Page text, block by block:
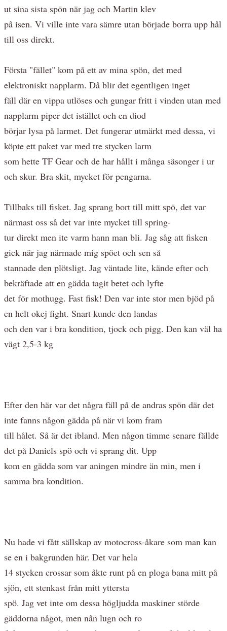
ut sina sista spön när jag och Martin klev
på isen. Vi ville inte vara sämre utan började borra upp hål
till oss direkt.
Första "fället" kom på ett av mina spön, det med
elektroniskt napplarm. Då blir det egentligen inget
fäll där en vippa utlöses och gungar fritt i vinden utan med
napplarm piper det istället och en diod
börjar lysa på larmet. Det fungerar utmärkt med dessa, vi
köpte ett paket var med tre stycken larm
som hette TF Gear och de har hållt i många säsonger i ur
och skur. Bra skit, mycket för pengarna.
Tillbaks till fisket. Jag sprang bort till mitt spö, det var
närmast oss så det var inte mycket till spring-
tur direkt men ite varm hann man bli. Jag såg att fisken
gick när jag närmade mig spöet och sen så
stannade den plötsligt. Jag väntade lite, kände efter och
bekräftade att en gädda tagit betet och lyfte
det för mothugg. Fast fisk! Den var inte stor men bjöd på
en helt okej fight. Snart kunde den landas
och den var i bra kondition, tjock och pigg. Den kan väl ha
vägt 2,5-3 kg
Efter den här var det några fäll på de andras spön där det
inte fanns någon gädda på när vi kom fram
till hålet. Så är det ibland. Men någon timme senare fällde
det på Daniels spö och vi sprang dit. Upp
kom en gädda som var aningen mindre än min, men i
samma bra kondition.
Nu hade vi fått sällskap av motocross-åkare som man kan
se en i bakgrunden här. Det var hela
14 stycken crossar som åkte runt på en ploga bana mitt på
sjön, ett stenkast från mitt yttersta
spö. Jag vet inte om dessa högljudda maskiner störde
gäddorna något, men nån lugn och ro